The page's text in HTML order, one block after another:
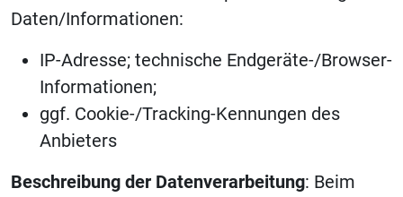
Daten/Informationen:
IP-Adresse; technische Endgeräte-/Browser-
Informationen;
ggf. Cookie-/Tracking-Kennungen des
Anbieters
Beschreibung der Datenverarbeitung: Beim